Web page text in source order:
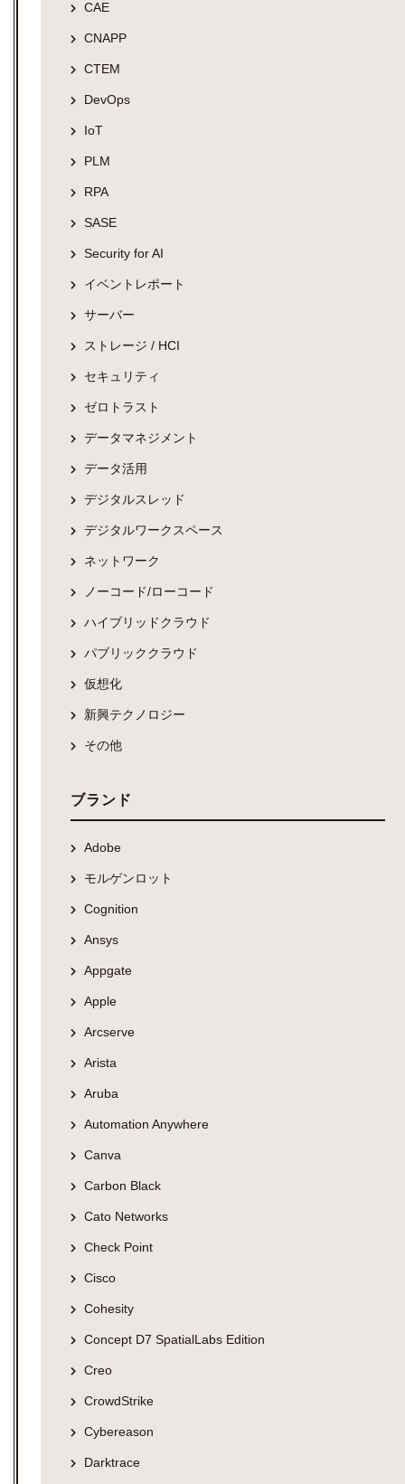
CAE
CNAPP
CTEM
DevOps
IoT
PLM
RPA
SASE
Security for AI
イベントレポート
サーバー
ストレージ / HCI
セキュリティ
ゼロトラスト
データマネジメント
データ活用
デジタルスレッド
デジタルワークスペース
ネットワーク
ノーコード/ローコード
ハイブリッドクラウド
パブリッククラウド
仮想化
新興テクノロジー
その他
ブランド
Adobe
モルゲンロット
Cognition
Ansys
Appgate
Apple
Arcserve
Arista
Aruba
Automation Anywhere
Canva
Carbon Black
Cato Networks
Check Point
Cisco
Cohesity
Concept D7 SpatialLabs Edition
Creo
CrowdStrike
Cybereason
Darktrace